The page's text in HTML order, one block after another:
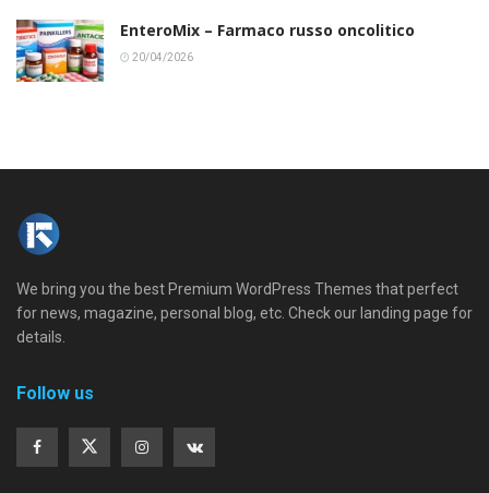
EnteroMix – Farmaco russo oncolitico
20/04/2026
We bring you the best Premium WordPress Themes that perfect
for news, magazine, personal blog, etc. Check our landing page for
details.
Follow us